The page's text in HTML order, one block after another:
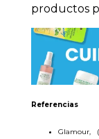
productos
Referencias
Glamour,